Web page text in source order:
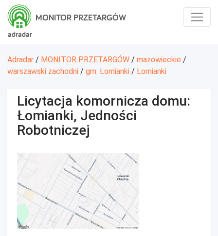
adradar
MONITOR PRZETARGÓW
Adradar / MONITOR PRZETARGÓW / mazowieckie /
warszawski zachodni / gm. Łomianki / Łomianki
Licytacja komornicza domu:
Łomianki, Jedności
Robotniczej